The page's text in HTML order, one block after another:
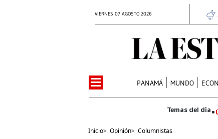
VIERNES 07 AGOSTO 2026
PANAMÁ MUNDO
Inicio> Opinión> Columnistas